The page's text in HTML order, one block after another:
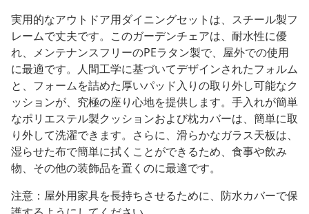
実用的なアウトドア用ダイニングセットは、スチール製フ
レームで丈夫です。このガーデンチェアは、耐水性に優
れ、メンテナンスフリーのPEラタン製で、屋外での使用
に最適です。人間工学に基づいてデザインされたフォルム
と、フォームを詰めた厚いパッド入りの取り外し可能なク
ッションが、究極の座り心地を提供します。手入れが簡単
なポリエステル製クッションおよび枕カバーは、簡単に取
り外して洗濯できます。さらに、滑らかなガラス天板は、
湿らせた布で簡単に拭くことができるため、食事や飲み
物、その他の装飾品を置くのに最適です。
注意：屋外用家具を長持ちさせるために、防水カバーで保